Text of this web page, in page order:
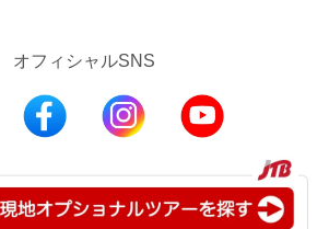
オフィシャルSNS